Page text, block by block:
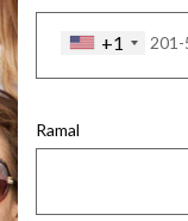
+1
Ramal